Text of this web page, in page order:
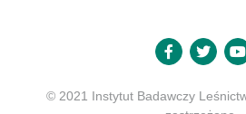
© 2021 Instytut Badawczy